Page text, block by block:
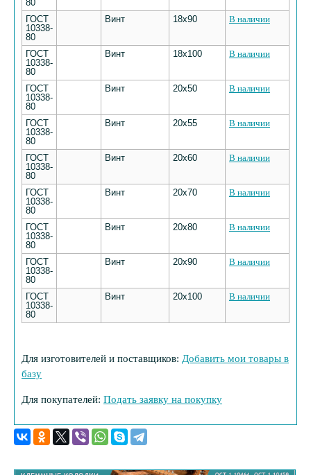
80
ГОСТ
10338-
80
Винт 18х90 В наличии
ГОСТ
10338-
80
Винт 18х100 В наличии
ГОСТ
10338-
80
Винт 20х50 В наличии
ГОСТ
10338-
80
Винт 20х55 В наличии
ГОСТ
10338-
80
Винт 20х60 В наличии
ГОСТ
10338-
80
Винт 20х70 В наличии
ГОСТ
10338-
80
Винт 20х80 В наличии
ГОСТ
10338-
80
Винт 20х90 В наличии
ГОСТ
10338-
80
Винт 20х100 В наличии
Для изготовителей и поставщиков: Добавить мои товары в
базу
Для покупателей: Подать заявку на покупку